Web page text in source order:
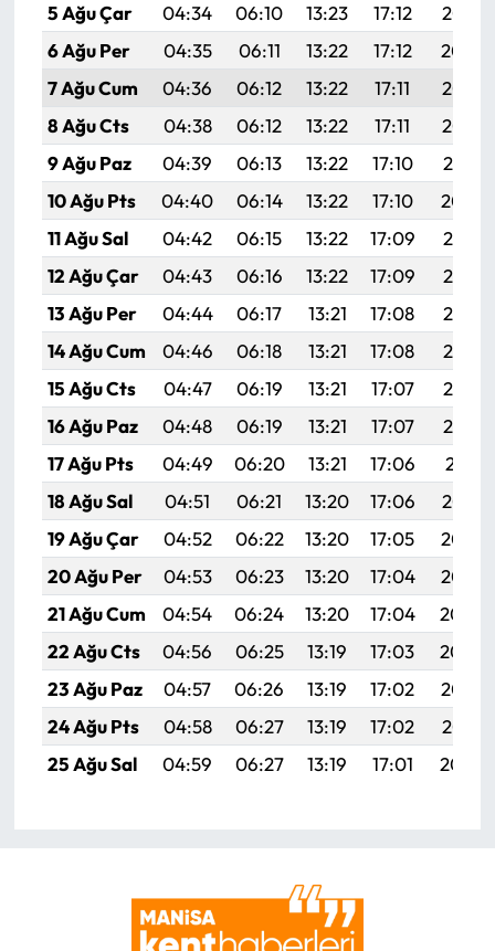
5 Ağu Çar
04:34 06:10 13:23 17:12
20:25
6 Ağu Per
04:35 06:11 13:22 17:12
20:24
7 Ağu Cum
04:36 06:12 13:22 17:11
20:23
8 Ağu Cts
04:38 06:12 13:22 17:11
20:22
9 Ağu Paz
04:39 06:13 13:22 17:10
20:21
10 Ağu Pts
04:40 06:14 13:22 17:10
20:20
11 Ağu Sal
04:42 06:15 13:22 17:09
20:19
12 Ağu Çar
04:43 06:16 13:22 17:09
20:17
13 Ağu Per
04:44 06:17 13:21 17:08
20:16
14 Ağu Cum
04:46 06:18 13:21 17:08
20:15
15 Ağu Cts
04:47 06:19 13:21 17:07
20:14
16 Ağu Paz
04:48 06:19 13:21 17:07
20:12
17 Ağu Pts
04:49 06:20 13:21 17:06
20:11
18 Ağu Sal
04:51 06:21 13:20 17:06
20:10
19 Ağu Çar
04:52 06:22 13:20 17:05
20:08
20 Ağu Per
04:53 06:23 13:20 17:04
20:07
21 Ağu Cum
04:54 06:24 13:20 17:04
20:06
22 Ağu Cts
04:56 06:25 13:19 17:03
20:04
23 Ağu Paz
04:57 06:26 13:19 17:02
20:03
24 Ağu Pts
04:58 06:27 13:19 17:02
20:01
25 Ağu Sal
04:59 06:27 13:19 17:01 20:00